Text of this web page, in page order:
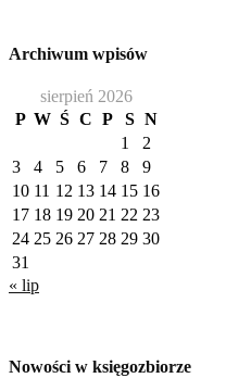
Archiwum wpisów
sierpień 2026
P W Ś C P S N
1
2
3
4 5 6 7 8
9
10 11 12 13 14 15 16
17 18 19 20 21 22 23
24 25 26 27 28 29 30
31
« lip
Nowości w księgozbiorze